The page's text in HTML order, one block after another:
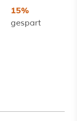
15%
gespart